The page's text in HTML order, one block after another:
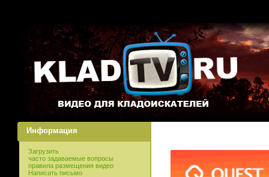
Информация
Загрузить
часто задаваемые вопросы
правила размещения видео
Написать письмо